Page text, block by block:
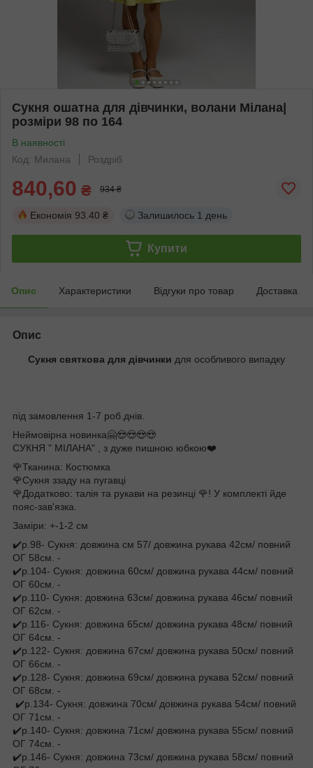
Сукня ошатна для дівчинки, волани Мілана|
розміри 98 по 164
В наявності
Код: Милана
Роздріб
840,60 ₴ 934 ₴
Економія 93.40 ₴ Залишилось 1 день
Купити
Опис Характеристики Відгуки про товар Доставка
Опис
Сукня святкова для дівчинки для особливого випадку
під замовлення 1-7 роб.днів.
Неймовірна новинка🤗😍😍😍😍
СУКНЯ " МІЛАНА" , з дуже пишною юбкою❤️
🌹Тканина: Костюмка
🌹Сукня ззаду на пугавці
🌹Додатково: талія та рукави на резинці 🌹! У комплекті йде
пояс-зав'язка.
Заміри: +-1-2 см
✔️р.98- Сукня: довжина см 57/ довжина рукава 42см/ повний
ОГ 58см. -
✔️р.104- Сукня: довжина 60см/ довжина рукава 44см/ повний
ОГ 60см. -
✔️р.110- Сукня: довжина 63см/ довжина рукава 46см/ повний
ОГ 62см. -
✔️р.116- Сукня: довжина 65см/ довжина рукава 48см/ повний
ОГ 64см. -
✔️р.122- Сукня: довжина 67см/ довжина рукава 50см/ повний
ОГ 66см. -
✔️р.128- Сукня: довжина 69см/ довжина рукава 52см/ повний
ОГ 68см. -
✔️р.134- Сукня: довжина 70см/ довжина рукава 54см/ повний
ОГ 71см. -
✔️р.140- Сукня: довжина 71см/ довжина рукава 55см/ повний
ОГ 74см. -
✔️р.146- Сукня: довжина 73см/ довжина рукава 58см/ повний